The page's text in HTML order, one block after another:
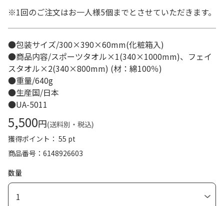
※1回のご注文はお一人様5個までとさせていただきます。
●包装サイズ/300×390×60mm(化粧箱入)
●商品内容/スポーツタオル×1(340×1000mm)、フェイ
スタオル×2(340×800mm) (材：綿100％)
●重量/640g
●生産国/日本
●UA-5011
5,500円(送料別・税込)
獲得ポイント： 55 pt
商品番号
6148926603
数量
1